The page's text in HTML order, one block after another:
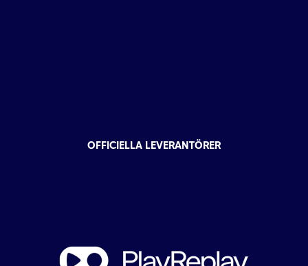
OFFICIELLA LEVERANTÖRER